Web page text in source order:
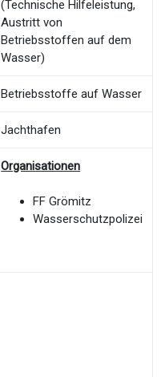
(Technische Hilfeleistung,
Austritt von
Betriebsstoffen auf dem
Wasser)
Betriebsstoffe auf Wasser
Jachthafen
Organisationen
FF Grömitz
Wasserschutzpolizei